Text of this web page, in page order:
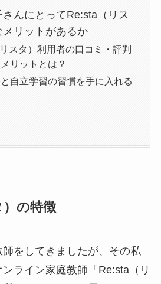
んにとってRe:sta（リス
メリットがあるか
スタ）利用者の口コミ・評判
リットとは？
自立学習の習慣を手に入れる
）の特徴
をしてきましたが、その私
ライン家庭教師「Re:sta（リ